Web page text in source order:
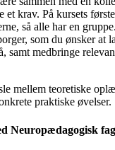
et krav. På kursets
så alle har en
som du ønsker at
samt medbringe
mellem teoretiske
praktiske øvelser.
Neuropædagogisk